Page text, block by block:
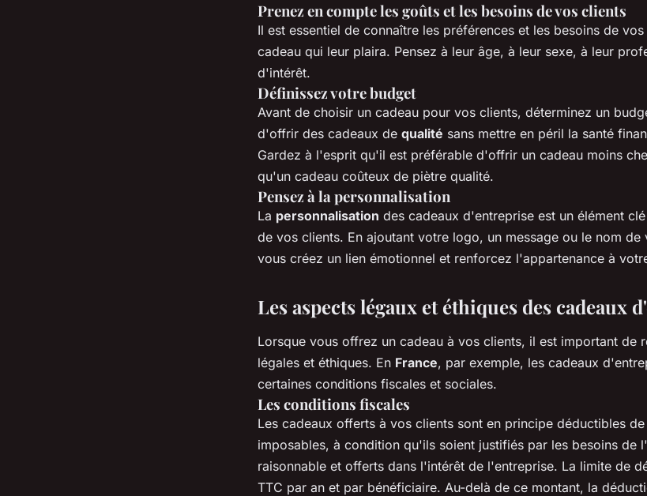
Prenez en compte les goûts et les besoins de vos clients
Il est essentiel de connaître les préférences et les besoins de
cadeau qui leur plaira. Pensez à leur âge, à leur sexe, à leur
d'intérêt.
Définissez votre budget
Avant de choisir un cadeau pour vos clients, déterminez un
d'offrir des cadeaux de qualité sans mettre en péril la santé
Gardez à l'esprit qu'il est préférable d'offrir un cadeau moins
qu'un cadeau coûteux de piètre qualité.
Pensez à la personnalisation
La personnalisation des cadeaux d'entreprise est un élément
de vos clients. En ajoutant votre logo, un message ou le nom de
vous créez un lien émotionnel et renforcez l'appartenance à
Les aspects légaux et éthiques des cadeaux
Lorsque vous offrez un cadeau à vos clients, il est important de
légales et éthiques. En France, par exemple, les cadeaux
certaines conditions fiscales et sociales.
Les conditions fiscales
Les cadeaux offerts à vos clients sont en principe déductibles
imposables, à condition qu'ils soient justifiés par les besoins de
raisonnable et offerts dans l'intérêt de l'entreprise. La limite de
TTC par an et par bénéficiaire. Au-delà de ce montant, la